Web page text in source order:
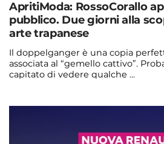
ApritiModa: RossoCorallo
pubblico. Due giorni alla
arte trapanese
Il doppelganger è una copia
associata al “gemello cattivo”.
capitato di vedere qualche ...